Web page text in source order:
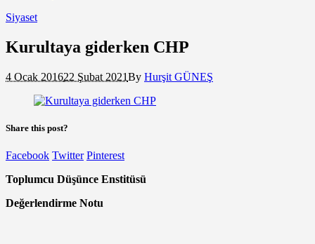
Siyaset
Kurultaya giderken CHP
4 Ocak 201622 Şubat 2021By Hurşit GÜNEŞ
Share this post?
Facebook Twitter Pinterest
Toplumcu Düşünce Enstitüsü
Değerlendirme Notu